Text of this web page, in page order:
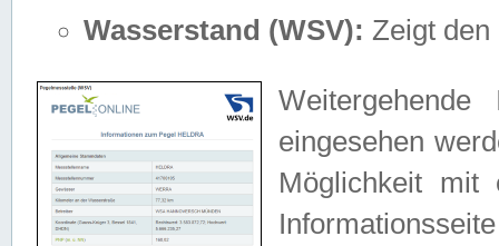
Wasserstand (WSV): Zeigt den
eingesehen
Möglichkeit mit